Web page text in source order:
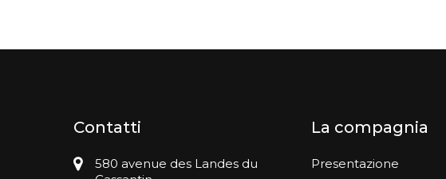
Contatti
580 avenue des Landes du
La compagnia
Presentazione